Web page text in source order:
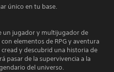
único en tu base.
un jugador y multijugador de
elementos de RPG y aventura
y descubrid una historia de
pasar de la supervivencia a la
del universo.